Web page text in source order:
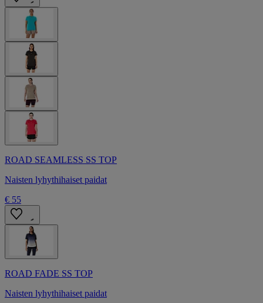
ROAD SEAMLESS SS TOP
Naisten lyhythihaiset paidat
€ 55
ROAD FADE SS TOP
Naisten lyhythihaiset paidat